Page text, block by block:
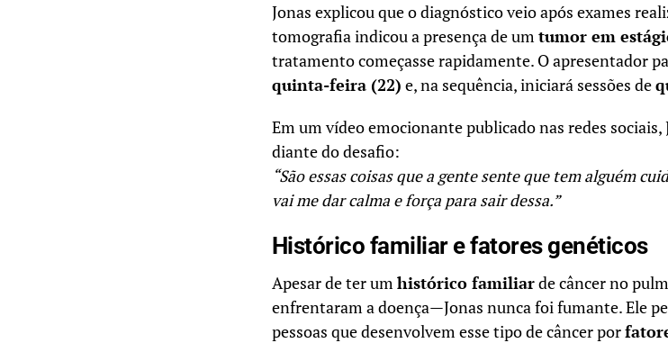
Jonas explicou que o diagnóstico veio após exames
tomografia indicou a presença de umtumor em
tratamento começasse rapidamente. O apresentador
quinta-feira (22) e, na sequência, iniciará sessões de
Em um vídeo emocionante publicado nas redes
diante do desafio:
“São essas coisas que a gente sente que tem alguém
vai me dar calma e força para sair dessa.”
Histórico familiar e fatores genéticos
Apesar de ter umhistórico familiarde câncer no
enfrentaram a doença—Jonas nunca foi fumante. Ele
pessoas que desenvolvem esse tipo de câncer por